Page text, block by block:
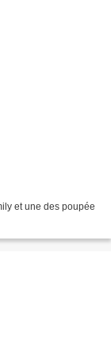
et une des poupée